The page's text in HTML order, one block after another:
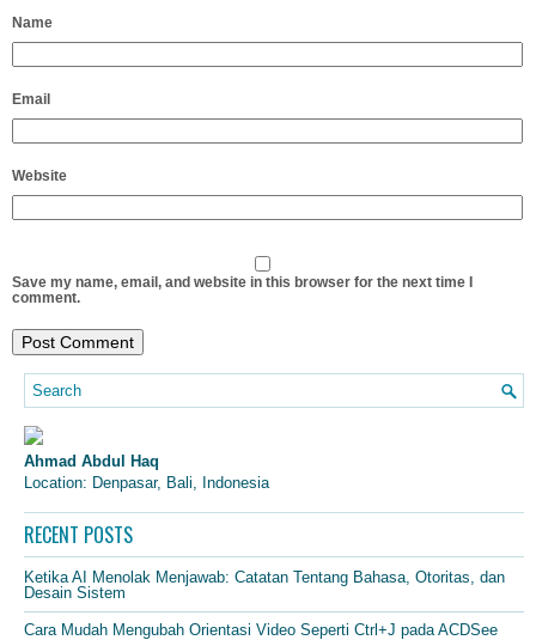
Name
Email
Website
Save my name, email, and website in this browser for the next time I
comment.
Ahmad Abdul Haq
Location: Denpasar, Bali, Indonesia
RECENT POSTS
Ketika AI Menolak Menjawab: Catatan Tentang Bahasa, Otoritas, dan
Desain Sistem
Cara Mudah Mengubah Orientasi Video Seperti Ctrl+J pada ACDSee